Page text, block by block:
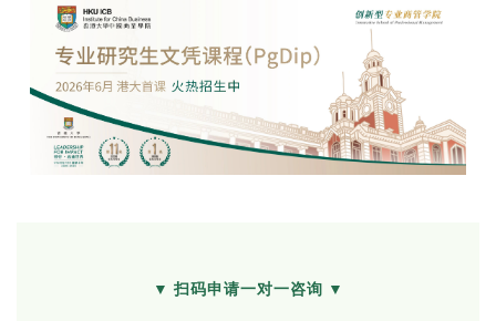
▼ 扫码申请一对一咨询 ▼